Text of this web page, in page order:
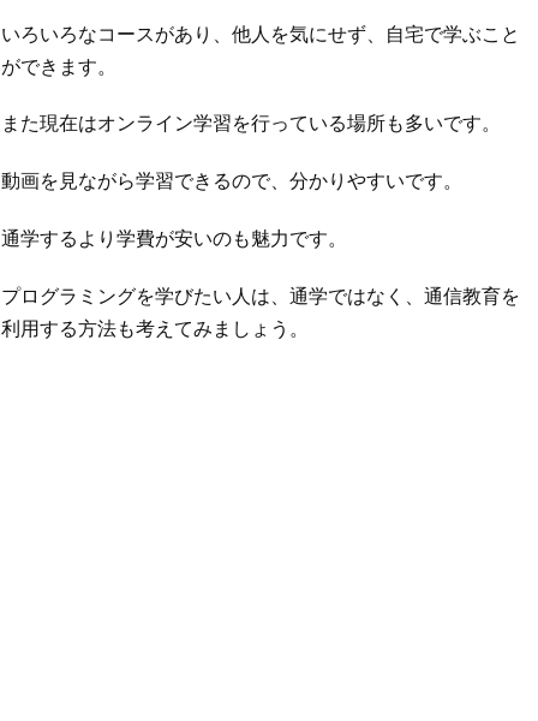
いろいろなコースがあり、他人を気にせず、自宅で学ぶこと
ができます。
また現在はオンライン学習を行っている場所も多いです。
動画を見ながら学習できるので、分かりやすいです。
通学するより学費が安いのも魅力です。
プログラミングを学びたい人は、通学ではなく、通信教育を
利用する方法も考えてみましょう。